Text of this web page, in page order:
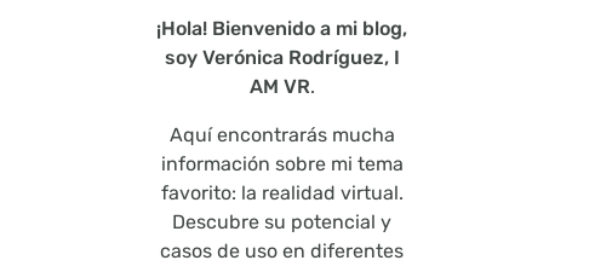
¡Hola! Bienvenido a mi blog,
soy Verónica Rodríguez, I
AM VR.
Aquí encontrarás mucha
información sobre mi tema
favorito: la realidad virtual.
Descubre su potencial y
casos de uso en diferentes